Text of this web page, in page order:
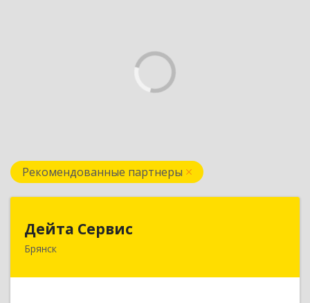
Рекомендованные партнеры
Дейта Сервис
Брянск241035, Брянская обл, Брянск г, Ульянова ул,